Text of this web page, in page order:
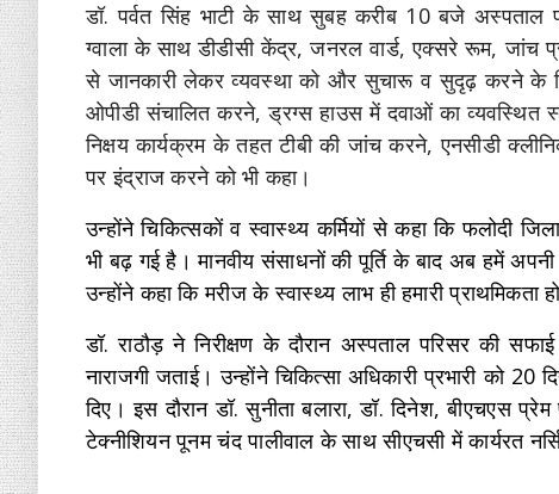
डॉ. पर्वत सिंह भाटी के साथ सुबह करीब 10 बजे अस्पताल
ग्वाला के साथ डीडीसी केंद्र, जनरल वार्ड, एक्सरे रूम, जांच
से जानकारी लेकर व्यवस्था को और सुचारू व सुदृढ़ करने के
ओपीडी संचालित करने, ड्रग्स हाउस में दवाओं का व्यवस्थित
निक्षय कार्यक्रम के तहत टीबी की जांच करने, एनसीडी
पर इंद्राज करने को भी कहा।
उन्होंने चिकित्सकों व स्वास्थ्य कर्मियों से कहा कि फलोदी
भी बढ़ गई है। मानवीय संसाधनों की पूर्ति के बाद अब हमें
उन्होंने कहा कि मरीज के स्वास्थ्य लाभ ही हमारी प्राथमिकता
डॉ. राठौड़ ने निरीक्षण के दौरान अस्पताल परिसर की
नाराजगी जताई। उन्होंने चिकित्सा अधिकारी प्रभारी को
दिए। इस दौरान डॉ. सुनीता बलारा, डॉ. दिनेश, बीएचएस प्रेम
टेक्नीशियन पूनम चंद पालीवाल के साथ सीएचसी में कार्यरत